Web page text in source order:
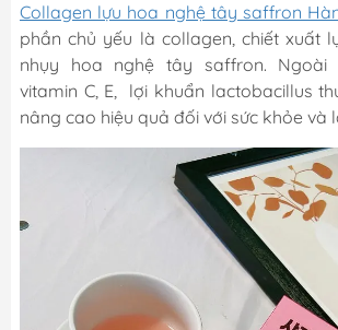
Collagen lựu hoa nghệ tây saffron
phần chủ yếu là collagen, chiết xuất
nhụy hoa nghệ tây saffron. Ngoài
vitamin C, E, lợi khuẩn lactobacillus
nâng cao hiệu quả đối với sức khỏe và